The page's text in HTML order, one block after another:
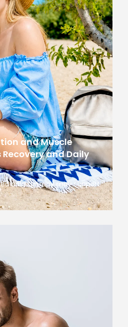
and Muscle
and Daily
cold therapy may support